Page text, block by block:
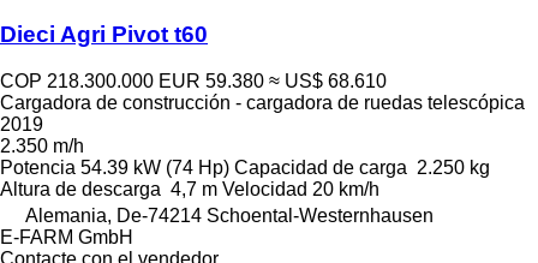
Dieci Agri Pivot t60
COP 218.300.000 EUR 59.380 ≈ US$ 68.610
Cargadora de construcción - cargadora de ruedas telescópica
2019
2.350 m/h
Potencia 54.39 kW (74 Hp) Capacidad de carga 2.250 kg
Altura de descarga 4,7 m Velocidad 20 km/h
Alemania, De-74214 Schoental-Westernhausen
E-FARM GmbH
Contacte con el vendedor